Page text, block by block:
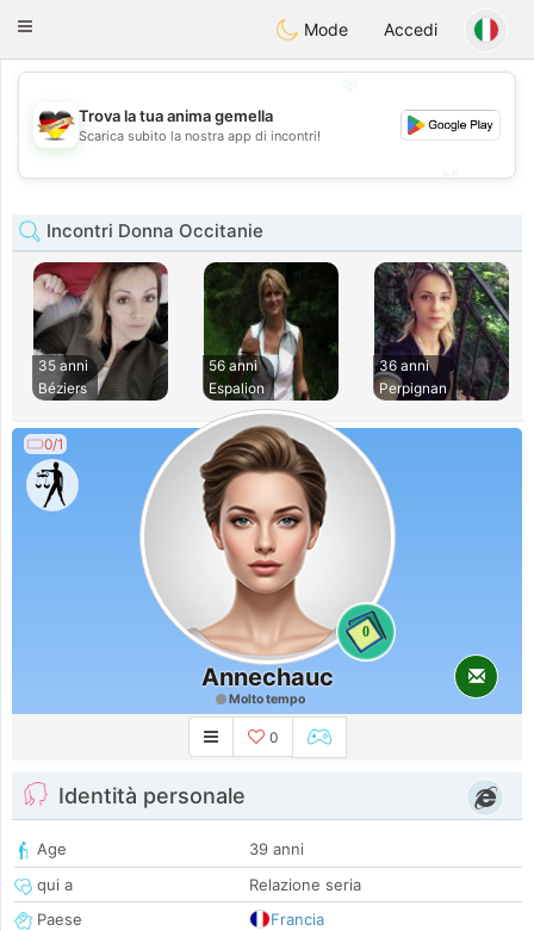
DeutschDating
Toggle
Mode Accedi
💖
💕
Trova la tua anima gemella
Scarica subito la nostra app di incontri!
Incontri Donna Occitanie
35 anni
Béziers
56 anni
Espalion
36 anni
Perpignan
0/1
0
Annechauc
Molto tempo
0
Identità personale
Age
39 anni
qui a
Relazione seria
Paese
Francia